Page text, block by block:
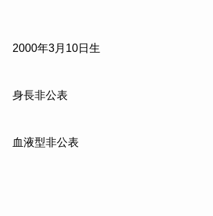
2000年3月10日生
身長非公表
血液型非公表